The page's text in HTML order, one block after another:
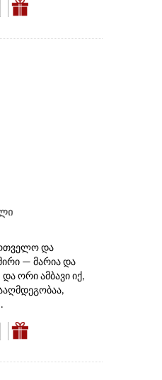
და
— მარია და
ორი ამბავი იქ,